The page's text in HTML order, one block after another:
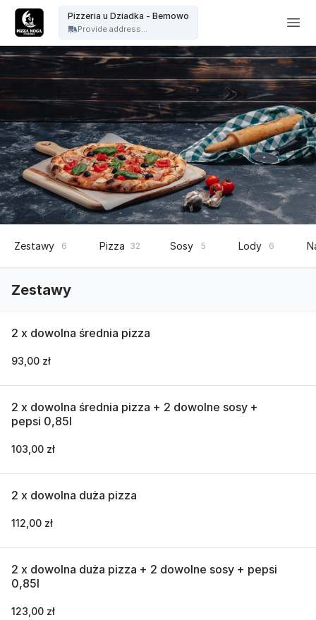
Pizzeria u Dziadka - Bemowo
Provide address...
Zestawy 6 Pizza 32 Sosy 5 Lody 6
Zestawy
2 x dowolna średnia pizza
93,00 zł
2 x dowolna średnia pizza + 2 dowolne sosy +
pepsi 0,85l
103,00 zł
2 x dowolna duża pizza
112,00 zł
2 x dowolna duża pizza + 2 dowolne sosy + pepsi
0,85l
123,00 zł